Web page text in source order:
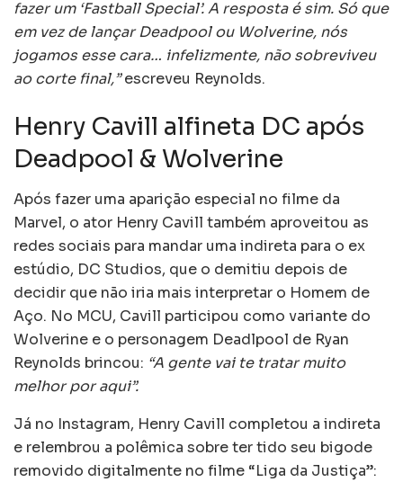
fazer um ‘Fastball Special’. A resposta é sim. Só que
em vez de lançar Deadpool ou Wolverine, nós
jogamos esse cara… infelizmente, não sobreviveu
ao corte final,”escreveu Reynolds.
Henry Cavill alfineta DC após
Deadpool & Wolverine
Após fazer uma aparição especial no filme da
Marvel, o ator Henry Cavill também aproveitou as
redes sociais para mandar uma indireta para o ex
estúdio, DC Studios, que o demitiu depois de
decidir que não iria mais interpretar o Homem de
Aço. No MCU, Cavill participou como variante do
Wolverine e o personagem Deadlpool de Ryan
Reynolds brincou: “A gente vai te tratar muito
melhor por aqui”.
Já no Instagram, Henry Cavill completou a indireta
e relembrou a polêmica sobre ter tido seu bigode
removido digitalmente no filme “Liga da Justiça”: